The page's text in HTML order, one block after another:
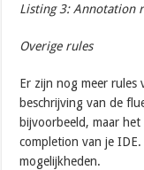
Listing 3: Annotation
Overige rules
Er zijn nog meer rules
beschrijving van de
bijvoorbeeld, maar
completion van je
mogelijkheden.